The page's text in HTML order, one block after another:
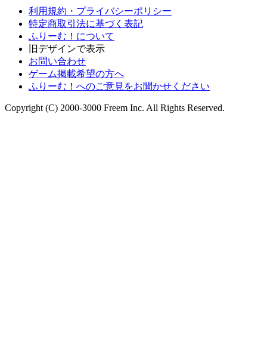
利用規約・プライバシーポリシー
特定商取引法に基づく表記
ふりーむ！について
旧デザインで表示
お問い合わせ
ゲーム掲載希望の方へ
ふりーむ！へのご意見をお聞かせください
Copyright (C) 2000-3000 Freem Inc. All Rights Reserved.